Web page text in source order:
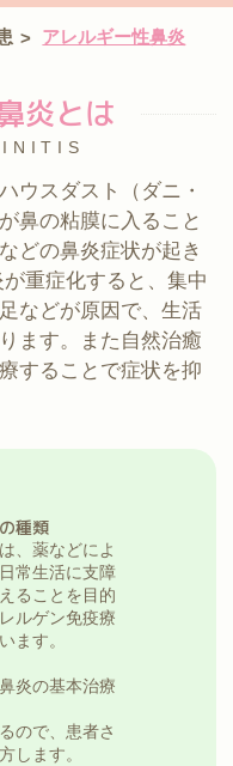
> アレルギー性鼻炎
炎とは
ウスダスト（ダニ・
鼻の粘膜に入ること
どの鼻炎症状が起き
重症化すると、集中
などが原因で、生活
ます。また自然治癒
することで症状を抑
種類
、薬などによ
常生活に支障
ることを目的
ルゲン免疫療
ます。
炎の基本治療
ので、患者さ
します。